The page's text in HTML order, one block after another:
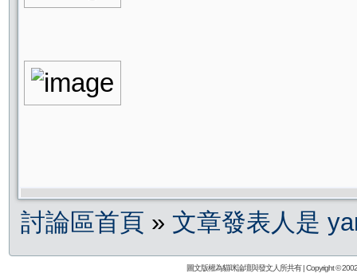
討論區首頁 » 文章發表人是
圖文版權為貓咪論壇與發文人所共有 | Copyright ©